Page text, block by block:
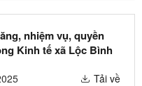
nhiệm vụ, quyền
Kinh tế xã Lộc Bình
Tải về